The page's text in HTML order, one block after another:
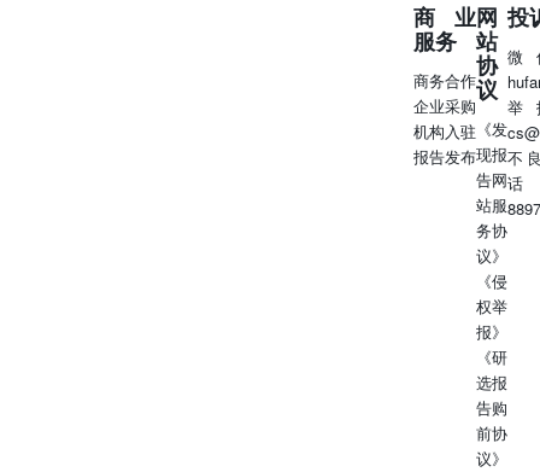
商业
服务
商务合作
企业采购
机构入驻
报告发布
网
站
协
议
《发
现报
告网
站服
务协
议》
《侵
权举
报》
《研
选报
告购
前协
议》
投
微
举
不